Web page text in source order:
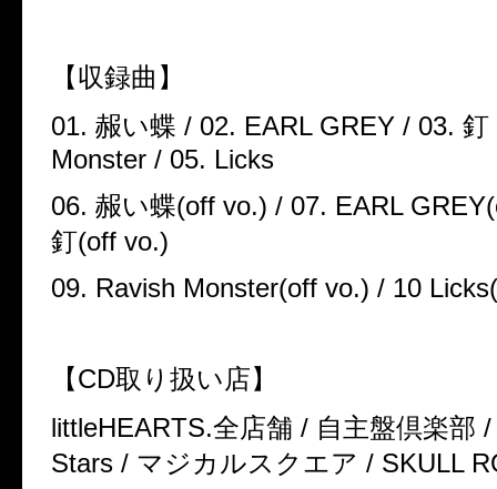
【収録曲】
01. 赧い蝶 / 02. EARL GREY / 03. 釘
Monster / 05. Licks
06. 赧い蝶(off vo.) / 07. EARL
釘(off vo.)
09. Ravish Monster(off vo.) / 10
【CD取り扱い店】
littleHEARTS.全店舗 / 自主盤倶楽部
Stars / マジカルスクエア / SKULL